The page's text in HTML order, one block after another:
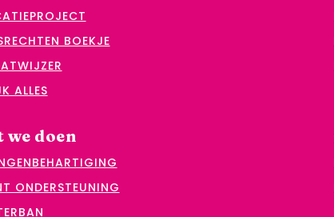
BOEKJE
ALLES
we doen
ONDERSTEUNING